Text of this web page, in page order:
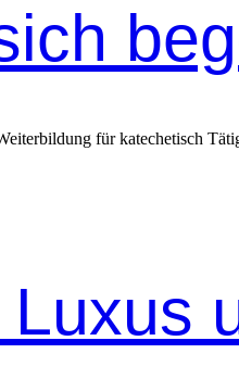
für kat­e­chetisch